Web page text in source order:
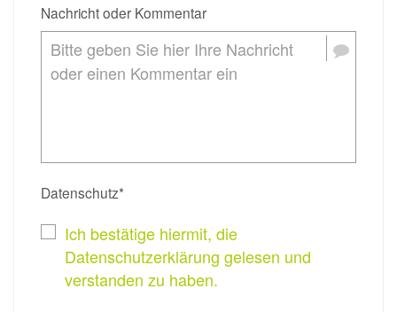
Nachricht oder Kommentar
Datenschutz*
Ich bestätige hiermit, die
Datenschutzerklärung gelesen und
verstanden zu haben.